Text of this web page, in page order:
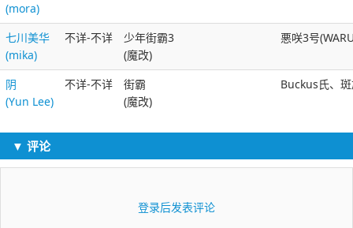
(mora)
七川美华
(mika)
不详-不详
少年街霸3
(魔改)
悪咲3号
阴
(Yun Lee)
不详-不详
街霸
(魔改)
Buckus氏、
▼ 评论
登录后发表评论